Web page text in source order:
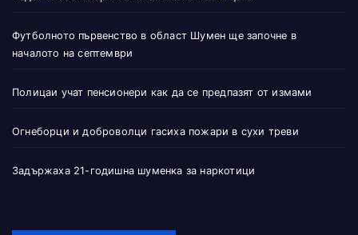
Футболното първенство в област Шумен ще започне в
началото на септември
Полицаи учат пенсионери как да се предпазят от измами
Огнеборци и доброволци гасиха пожари в сухи треви
Задържаха 21-годишна шуменка за наркотици